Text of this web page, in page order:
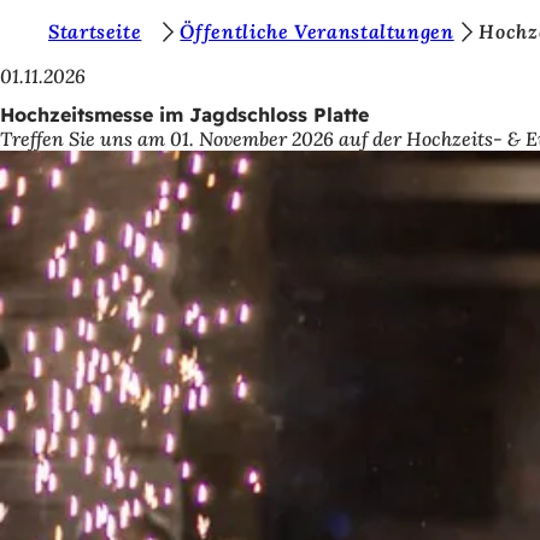
Inhalt anspringen
i
e
b
e
f
n
d
e
n
s
c
Startseite Öffentliche Veranstaltungen
01.11.2026
Hochzeitsmesse im Jagdschloss Platte
Treffen Sie uns am 01. November 2026 auf der Hochzeits-